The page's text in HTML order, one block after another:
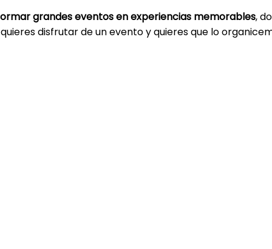
grandes eventos en experiencias memorables,
disfrutar de un evento y quieres que lo